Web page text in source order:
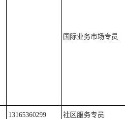
国际业务市场专员
13165360299 社区服务专员